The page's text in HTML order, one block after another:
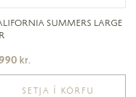
SUMMERS LARGE
kr.
SETJA Í KÖRFU